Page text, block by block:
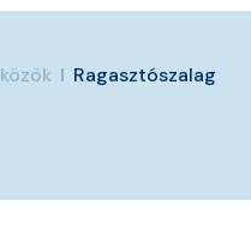
Ragasztószalag